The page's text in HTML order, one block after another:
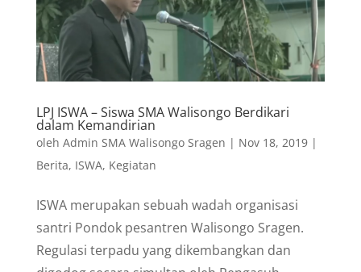
LPJ ISWA – Siswa SMA Walisongo Berdikari
dalam Kemandirian
oleh Admin SMA Walisongo Sragen | Nov 18, 2019|
Berita, ISWA, Kegiatan
ISWA merupakan sebuah wadah organisasi
santri Pondok pesantren Walisongo Sragen.
Regulasi terpadu yang dikembangkan dan